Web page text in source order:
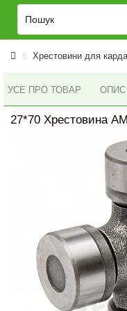
Хрестовини для
УСЕ ПРО ТОВАР ОПИС
27*70 Хрестовина